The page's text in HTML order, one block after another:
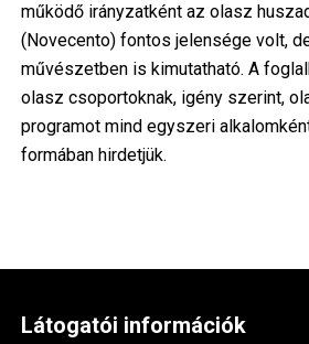
működő irányzatként az olasz
(Novecento) fontos jelensége volt,
művészetben is kimutatható. A
olasz csoportoknak, igény szerint,
programot mind egyszeri
formában hirdetjük.
Látogatói információk